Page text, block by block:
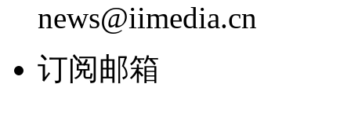
news@iimedia.cn
订阅邮箱